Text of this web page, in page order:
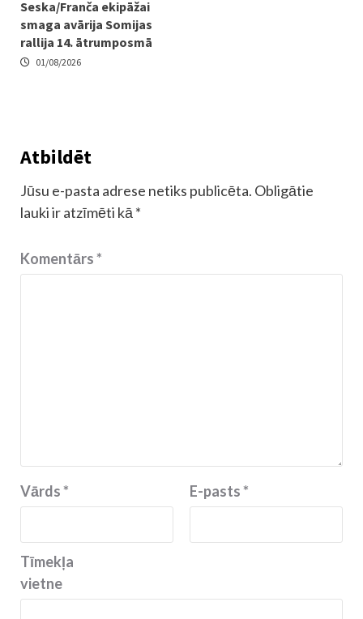
Seska/Franča ekipāžai
smaga avārija Somijas
rallija 14. ātrumposmā
01/08/2026
Atbildēt
Jūsu e-pasta adrese netiks publicēta. Obligātie
lauki ir atzīmēti kā *
Komentārs*
Vārds* E-pasts*
Tīmekļa
vietne